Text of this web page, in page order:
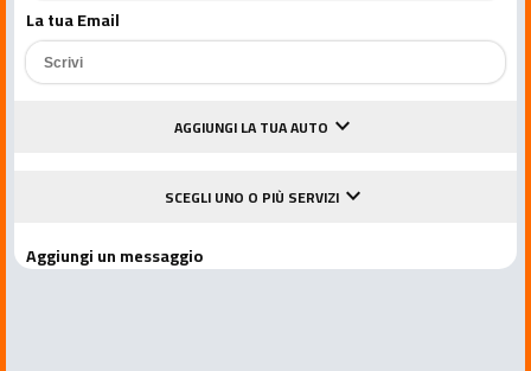
La tua Email
AGGIUNGI LA TUA AUTO keyboard_arrow_down
SCEGLI UNO O PIÙ SERVIZIkeyboard_arrow_down
Aggiungi un messaggio